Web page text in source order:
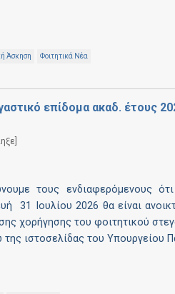
Άσκηση Φοιτητικά Νέα
επίδομα ακαδ. έτους
τους ενδιαφερόμενους
31 Ιουλίου 2026 θα είναι
χορήγησης του φοιτητικού
ιστοσελίδας του Υπουργείου